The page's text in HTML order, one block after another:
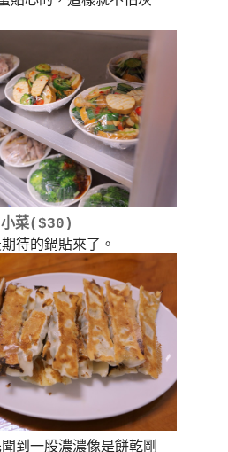
小菜($30)
待的鍋貼來了。
到一股濃濃像是餅乾剛